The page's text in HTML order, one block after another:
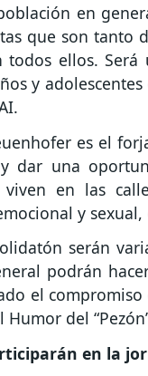
en
que son tanto
todos ellos.
y
es el
dar una
en las
y
serán
podrán
el
Humor del
en la